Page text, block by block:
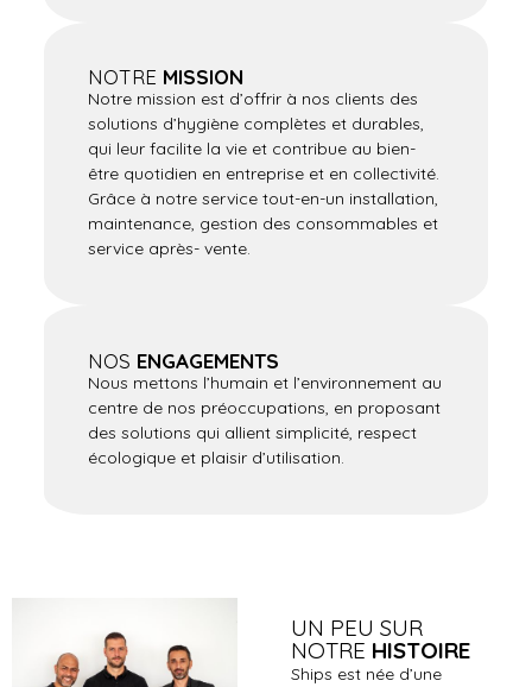
NOTRE MISSION
Notre mission est d’offrir à nos clients des
solutions d’hygiène complètes et durables,
qui leur facilite la vie et contribue au bien-
être quotidien en entreprise et en collectivité.
Grâce à notre service tout-en-un installation,
maintenance, gestion des consommables et
service après- vente.
NOS ENGAGEMENTS
Nous mettons l’humain et l’environnement au
centre de nos préoccupations, en proposant
des solutions qui allient simplicité, respect
écologique et plaisir d’utilisation.
UN PEU SUR
NOTRE HISTOIRE
Ships est née d’une